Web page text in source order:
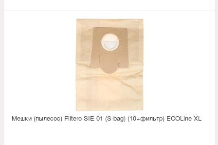
Мешки (пылесос) Filtero SIE 01 (S-bag) (10+фильтр) ECOLine XL